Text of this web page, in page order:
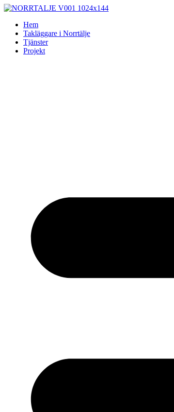
Skip
contentHem
Takläggare i Norrtälje
Tjänster
Projekt